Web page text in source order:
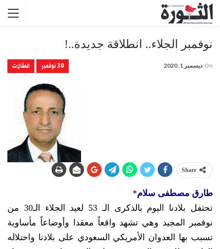
نوفمبر الجلاء.. انطلاقة جديدة..!
30 نوفمبر المقالات On ديسمبر 1, 2020
Share
طارق مصطفى سلام*
تحتفل بلادنا اليوم بالذكرى الـ 53 لعيد الجلاء الـ30 من
نوفمبر المجيد وهي تشهد واقعاً معقدا وأوضاعاً مأساوية
تسبب بها العدوان الأمريكي السعودي على بلادنا واحتلاله